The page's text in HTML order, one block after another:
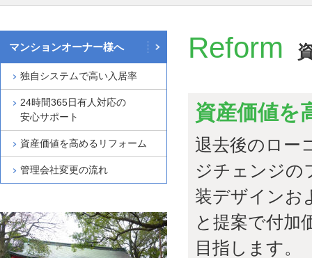
Reform
資産価値を
退去後のロー
ジチェンジの
装デザインお
と提案で付加
目指します。
マンションオーナー様へ
独自システムで高い入居率
24時間365日有人対応の
安心サポート
資産価値を高めるリフォーム
管理会社変更の流れ